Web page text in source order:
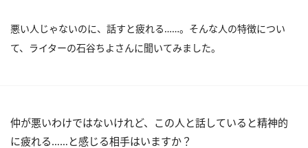
悪い人じゃないのに、話すと疲れる……。そんな人の特徴につい
て、ライターの石谷ちよさんに聞いてみました。
仲が悪いわけではないけれど、この人と話していると精神的
に疲れる……と感じる相手はいますか？